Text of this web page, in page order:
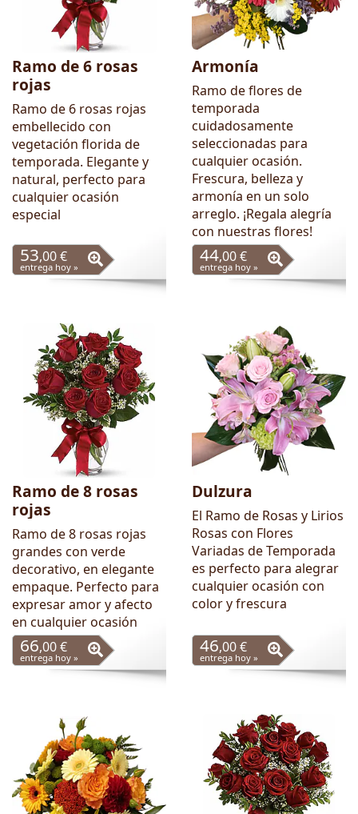
Ramo de 6 rosas
rojas
Ramo de 6 rosas rojas
embellecido con
vegetación florida de
temporada. Elegante y
natural, perfecto para
cualquier ocasión
especial
53,00 €
entrega hoy »
Armonía
Ramo de flores de
temporada
cuidadosamente
seleccionadas para
cualquier ocasión.
Frescura, belleza y
armonía en un solo
arreglo. ¡Regala alegría
con nuestras flores!
44,00 €
entrega hoy »
Ramo de 8 rosas
rojas
Ramo de 8 rosas rojas
grandes con verde
decorativo, en elegante
empaque. Perfecto para
expresar amor y afecto
en cualquier ocasión
66,00 €
entrega hoy »
Dulzura
El Ramo de Rosas y Lirios
Rosas con Flores
Variadas de Temporada
es perfecto para alegrar
cualquier ocasión con
color y frescura
46,00 €
entrega hoy »